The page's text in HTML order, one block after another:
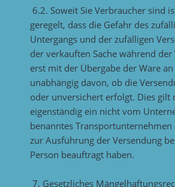
6.2. Soweit Sie Verbraucher sind
geregelt, dass die Gefahr des
Untergangs und der zufälligen
der verkauften Sache während der
erst mit der Übergabe der Ware
unabhängig davon, ob die
oder unversichert erfolgt. Dies gilt
eigenständig ein nicht vom
benanntes
zur Ausführung der Versendung
Person beauftragt haben.
7. Gesetzliches